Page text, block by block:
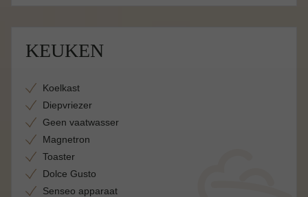
KEUKEN
Koelkast
Diepvriezer
Geen vaatwasser
Magnetron
Toaster
Dolce Gusto
Senseo apparaat